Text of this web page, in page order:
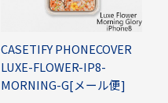
CASETIFY PHONECOVER
LUXE-FLOWER-IP8-
MORNING-G[メール便]